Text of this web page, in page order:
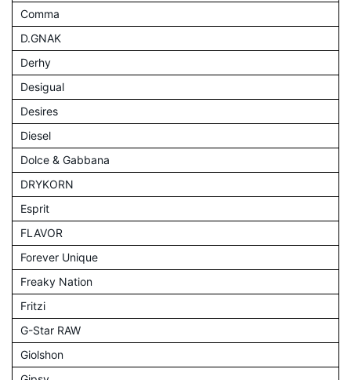
Comma
D.GNAK
Derhy
Desigual
Desires
Diesel
Dolce & Gabbana
DRYKORN
Esprit
FLAVOR
Forever Unique
Freaky Nation
Fritzi
G-Star RAW
Giolshon